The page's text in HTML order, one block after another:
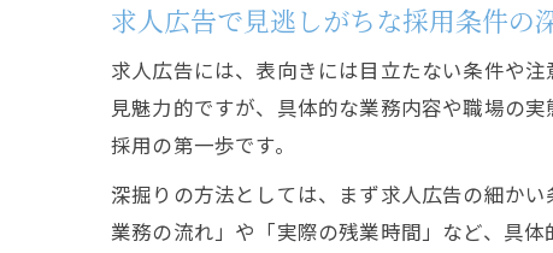
求人広告で見逃しがちな採用条件の
求人広告には、表向きには目立たない条件や
見魅力的ですが、具体的な業務内容や職場の
採用の第一歩です。
深掘りの方法としては、まず求人広告の細か
業務の流れ」や「実際の残業時間」など、具